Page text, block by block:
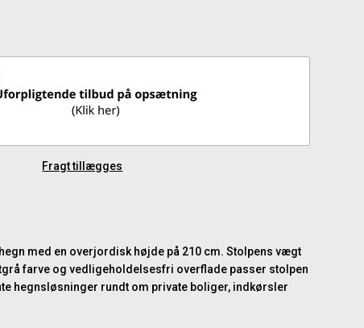
Fragt tillægges
med en overjordisk højde på 210 cm. Stolpens vægt
farve og vedligeholdelsesfri overflade passer stolpen
hegnsløsninger rundt om private boliger, indkørsler